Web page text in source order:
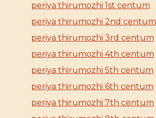
periya thirumozhi 1st centum
periya thirumozhi 2nd centum
periya thirumozhi 3rd centum
periya thirumozhi 4th centum
periya thirumozhi 5th centum
periya thirumozhi 6th centum
periya thirumozhi 7th centum